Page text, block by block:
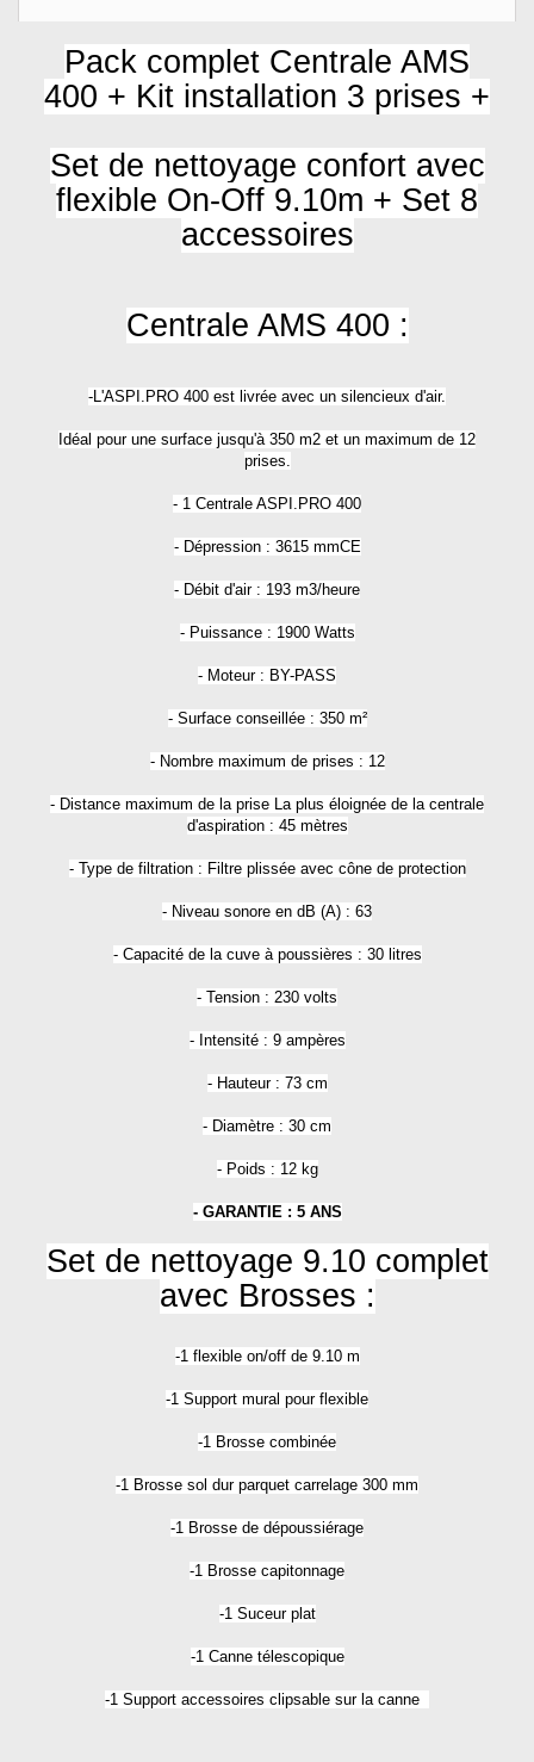
Pack complet Centrale AMS
400 + Kit installation 3 prises +
Set de nettoyage confort avec
flexible On-Off 9.10m + Set 8
accessoires
Centrale AMS 400 :
-L'ASPI.PRO 400 est livrée avec un silencieux d'air.
Idéal pour une surface jusqu'à 350 m2 et un maximum de 12
prises.
- 1 Centrale ASPI.PRO 400
- Dépression : 3615 mmCE
- Débit d'air : 193 m3/heure
- Puissance : 1900 Watts
- Moteur : BY-PASS
- Surface conseillée : 350 m²
- Nombre maximum de prises : 12
- Distance maximum de la prise La plus éloignée de la centrale
d'aspiration : 45 mètres
- Type de filtration : Filtre plissée avec cône de protection
- Niveau sonore en dB (A) : 63
- Capacité de la cuve à poussières : 30 litres
- Tension : 230 volts
- Intensité : 9 ampères
- Hauteur : 73 cm
- Diamètre : 30 cm
- Poids : 12 kg
- GARANTIE : 5 ANS
Set de nettoyage 9.10 complet
avec Brosses :
-1 flexible on/off de 9.10 m
-1 Support mural pour flexible
-1 Brosse combinée
-1 Brosse sol dur parquet carrelage 300 mm
-1 Brosse de dépoussiérage
-1 Brosse capitonnage
-1 Suceur plat
-1 Canne télescopique
-1 Support accessoires clipsable sur la canne